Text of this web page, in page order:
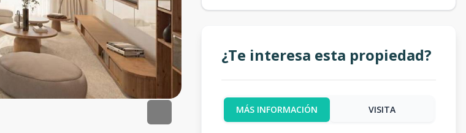
¿Te interesa esta propiedad?
MÁS INFORMACIÓN VISITA